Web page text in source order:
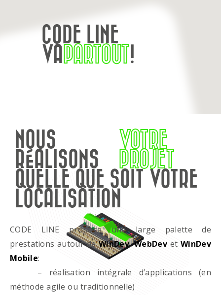
CODE LINE
VAPARTOUT!
NOUS
RÉALISONS
VOTRE
PROJET
QUELLE QUE SOIT VOTRE
LOCALISATION
CODE LINE propose une large palette de
prestations autour deWinDev,WebDevet WinDev
Mobile:
– réalisation intégrale d’applications (en
méthode agile ou traditionnelle)